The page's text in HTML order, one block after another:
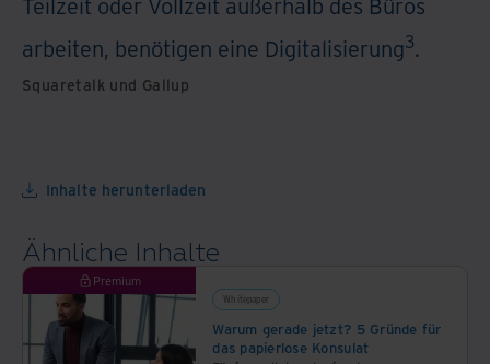
arbeiten, benötigen eine Digitalisierung3.
Squaretalk und Gallup
Inhalte herunterladen
Ähnliche Inhalte
Premium
Whitepaper
Warum gerade jetzt? 5 Gründe für
das papierlose Konsulat